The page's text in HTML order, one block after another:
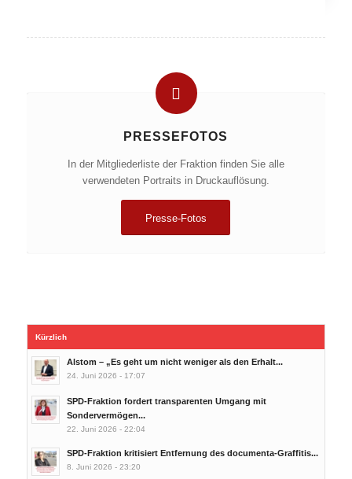
PRESSEFOTOS
In der Mitgliederliste der Fraktion finden Sie alle
verwendeten Portraits in Druckauflösung.
Presse-Fotos
Kürzlich
Alstom – „Es geht um nicht weniger als den Erhalt...
24. Juni 2026 - 17:07
SPD-Fraktion fordert transparenten Umgang mit
Sondervermögen...
22. Juni 2026 - 22:04
SPD-Fraktion kritisiert Entfernung des documenta-Graffitis...
8. Juni 2026 - 23:20